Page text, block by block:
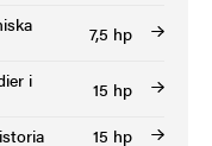
7,5 hp
i
15 hp
15 hp